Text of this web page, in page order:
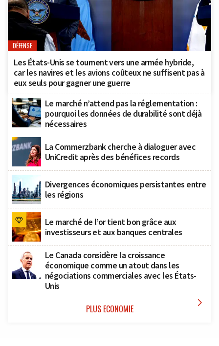
DÉFENSE
Les États-Unis se tournent vers une armée hybride,
car les navires et les avions coûteux ne suffisent pas à
eux seuls pour gagner une guerre
Le marché n’attend pas la réglementation :
pourquoi les données de durabilité sont déjà
nécessaires
La Commerzbank cherche à dialoguer avec
UniCredit après des bénéfices records
Divergences économiques persistantes entre
les régions
Le marché de l’or tient bon grâce aux
investisseurs et aux banques centrales
Le Canada considère la croissance
économique comme un atout dans les
négociations commerciales avec les États-
Unis
PLUS ECONOMIE 